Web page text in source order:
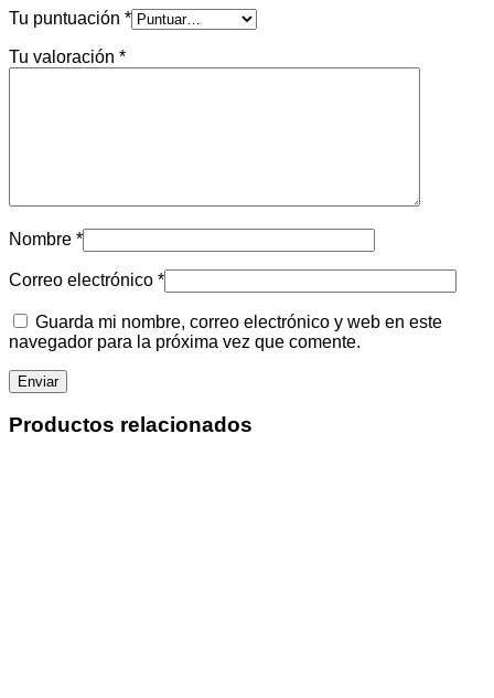
Tu puntuación *
Tu valoración *
Nombre *
Correo electrónico *
Guarda mi nombre, correo electrónico y web en este
navegador para la próxima vez que comente.
Productos relacionados